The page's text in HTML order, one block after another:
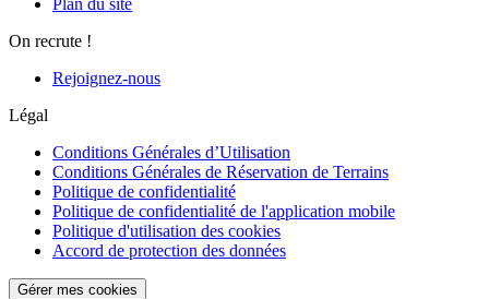
On recrute !
Rejoignez-nous
Légal
Conditions Générales d’Utilisation
Conditions Générales de Réservation de Terrains
Politique de confidentialité
Politique de confidentialité de l'application mobile
Politique d'utilisation des cookies
Accord de protection des données
Gérer mes cookies